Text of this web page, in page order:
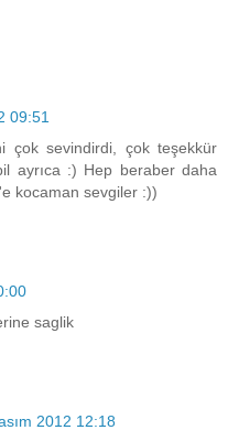
09:51
çok sevindirdi, çok teşekkür
ayrıca :) Hep beraber daha
kocaman sevgiler :))
saglik
2012 12:18